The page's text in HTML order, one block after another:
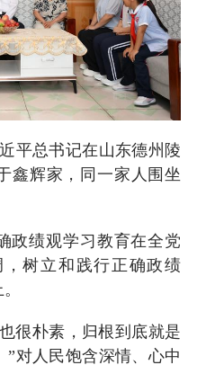
平总书记在山东德州陵
鑫辉家，同一家人围坐
政绩观学习教育在全党
树立和践行正确政绩
很朴素，归根到底就是
对人民饱含深情、心中